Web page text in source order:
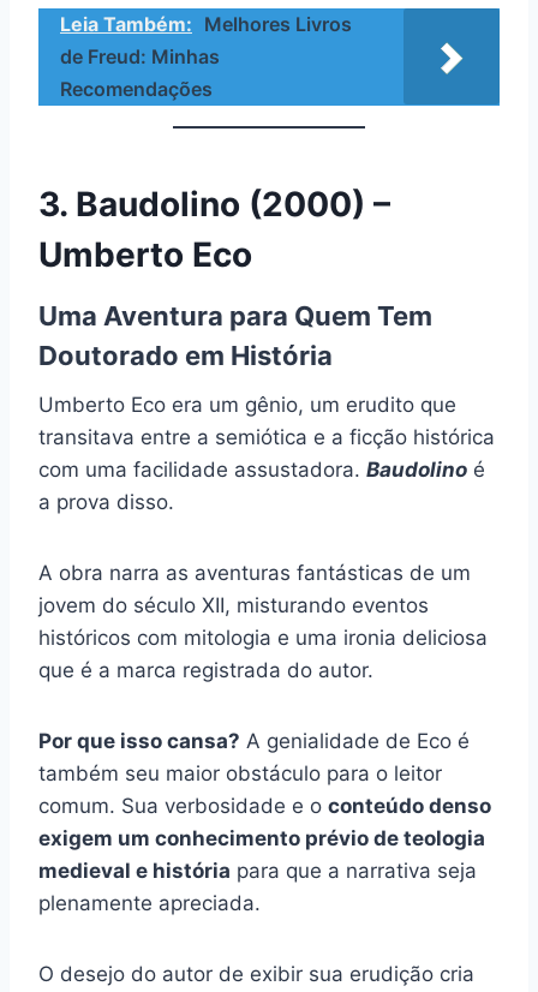
Leia Também: Melhores Livros
de Freud: Minhas
Recomendações
3. Baudolino (2000) –
Umberto Eco
Uma Aventura para Quem Tem
Doutorado em História
Umberto Eco era um gênio, um erudito que
transitava entre a semiótica e a ficção histórica
com uma facilidade assustadora. Baudolino é
a prova disso.
A obra narra as aventuras fantásticas de um
jovem do século XII, misturando eventos
históricos com mitologia e uma ironia deliciosa
que é a marca registrada do autor.
Por que isso cansa? A genialidade de Eco é
também seu maior obstáculo para o leitor
comum. Sua verbosidade e o conteúdo denso
exigem um conhecimento prévio de teologia
medieval e história para que a narrativa seja
plenamente apreciada.
O desejo do autor de exibir sua erudição cria